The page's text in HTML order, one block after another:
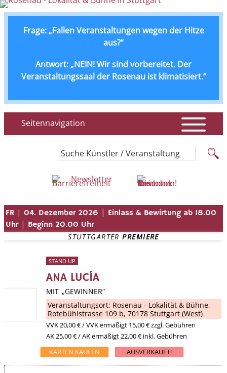
Frage: „Fallen Veranstaltungen wegen der Hitze
aus?“
Antwort: „NEIN! Wir sind vorbereitet. Der
Veranstaltungssaal der Rosenau ist klimatisiert.“
Seitennavigation
Suche Künstler / Veranstaltung
Newsletter
FR | 04. Dezember 2026 | Einlass & Bewirtung ab 18.00
Uhr | Beginn 20.00 Uhr
STUTTGARTER PREMIERE
STAND UP
ANA LUCÍA
MIT „GEWINNER“
Veranstaltungsort: Rosenau - Lokalität & Bühne,
Rotebühlstrasse 109 b, 70178 Stuttgart (West)
VVK20,00 €/ VVK ermäßigt 15,00 € zzgl. Gebühren
AK 25,00 € / AK ermäßigt 22,00 € inkl. Gebühren
KARTEN KAUFEN
AUSVERKAUFT!